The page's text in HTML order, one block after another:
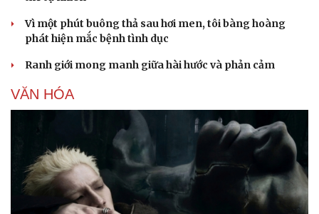
Vì một phút buông thả sau hơi men, tôi bàng hoàng
phát hiện mắc bệnh tình dục
Ranh giới mong manh giữa hài hước và phản cảm
VĂN HÓA